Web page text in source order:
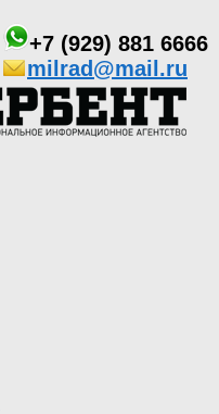
+7 (929) 881 6666
milrad@mail.ru